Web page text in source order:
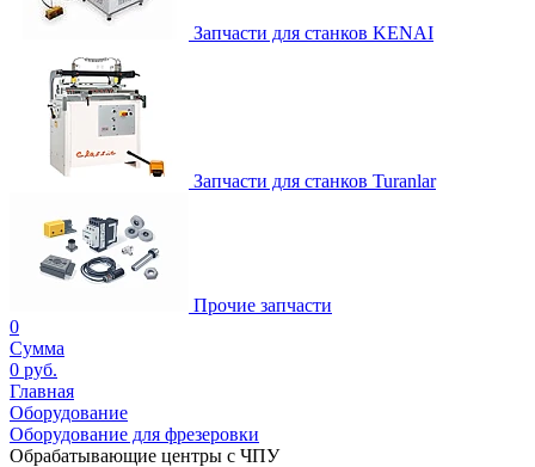
Запчасти для станков KENAI
Запчасти для станков Turanlar
Прочие запчасти
0
Сумма
0 руб.
Главная
Оборудование
Оборудование для фрезеровки
Обрабатывающие центры с ЧПУ